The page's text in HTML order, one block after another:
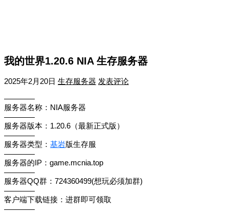
我的世界1.20.6 NIA 生存服务器
2025年2月20日 生存服务器 发表评论
————
服务器名称：NIA服务器
————
服务器版本：1.20.6（最新正式版）
————
服务器类型： 基岩版生存服
————
服务器的IP：game.mcnia.top
————
服务器QQ群：724360499(想玩必须加群)
————
客户端下载链接：进群即可领取
————